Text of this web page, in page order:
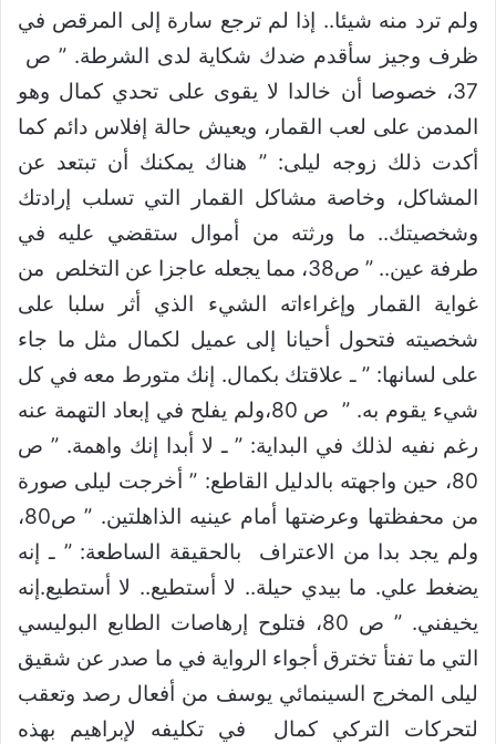
ولم ترد منه شيئا.. إذا لم ترجع سارة إلى المرقص في
ظرف وجيز سأقدم ضدك شكاية لدى الشرطة. ” ص
37، خصوصا أن خالدا لا يقوى على تحدي كمال وهو
المدمن على لعب القمار، ويعيش حالة إفلاس دائم كما
أكدت ذلك زوجه ليلى: ” هناك يمكنك أن تبتعد عن
المشاكل، وخاصة مشاكل القمار التي تسلب إرادتك
وشخصيتك.. ما ورثته من أموال ستقضي عليه في
طرفة عين.. ” ص38، مما يجعله عاجزا عن التخلص من
غواية القمار وإغراءاته الشيء الذي أثر سلبا على
شخصيته فتحول أحيانا إلى عميل لكمال مثل ما جاء
على لسانها: ” ـ علاقتك بكمال. إنك متورط معه في كل
شيء يقوم به. ” ص 80،ولم يفلح في إبعاد التهمة عنه
رغم نفيه لذلك في البداية: ” ـ لا أبدا إنك واهمة. ” ص
80، حين واجهته بالدليل القاطع: ” أخرجت ليلى صورة
من محفظتها وعرضتها أمام عينيه الذاهلتين. ” ص80،
ولم يجد بدا من الاعتراف بالحقيقة الساطعة: ” ـ إنه
يضغط علي. ما بيدي حيلة.. لا أستطيع.. لا أستطيع.إنه
يخيفني. ” ص 80، فتلوح إرهاصات الطابع البوليسي
التي ما تفتأ تخترق أجواء الرواية في ما صدر عن شقيق
ليلى المخرج السينمائي يوسف من أفعال رصد وتعقب
لتحركات التركي كمال في تكليفه لإبراهيم بهذه